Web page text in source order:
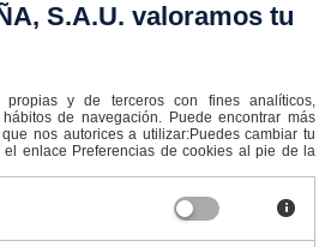
S.A.U. valoramos tu
propias y de terceros con fines analíticos,
de navegación. Puede encontrar más
nos autorices a utilizar:Puedes cambiar tu
enlace Preferencias de cookies al pie de la